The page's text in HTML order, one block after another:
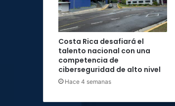
Costa Rica desafiará el
talento nacional con una
competencia de
ciberseguridad de alto nivel
Hace 4 semanas